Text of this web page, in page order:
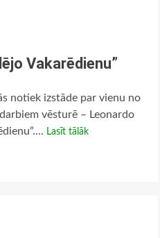
Vakarēdienu”
notiek izstāde par vienu no
vēsturē – Leonardo
Lasīt tālāk